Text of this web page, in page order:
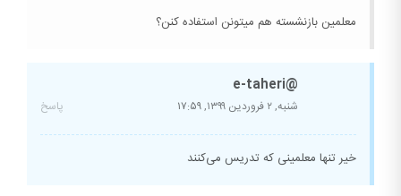
معلمین بازنشسته هم میتونن استفاده کنن؟
@e-taheri
شنبه, ۲ فروردین ۱۳۹۹, ۱۷:۵۹ پاسخ
خیر تنها معلمینی که تدریس می‌کنند